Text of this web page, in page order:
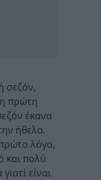
σεζόν,
η πρώτη
έκανα
ήθελα.
λόγο,
και πολύ
είναι